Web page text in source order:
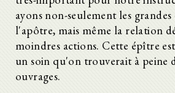
ayons non-seulement les grandes
l'apôtre, mais même la relation
moindres actions. Cette épître
un soin qu'on trouverait à peine
ouvrages.